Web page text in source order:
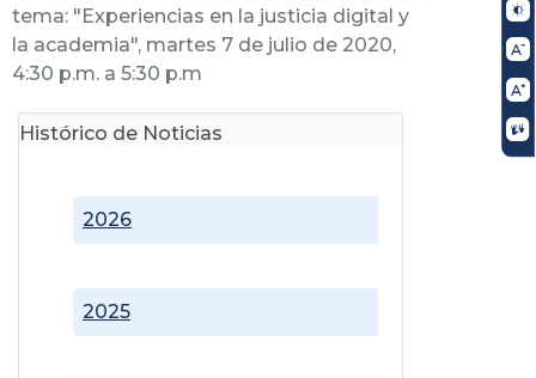
tema: "Experiencias en la justicia digital y
la academia", martes 7 de julio de 2020,
4:30 p.m. a 5:30 p.m
Histórico de Noticias
2025
2026